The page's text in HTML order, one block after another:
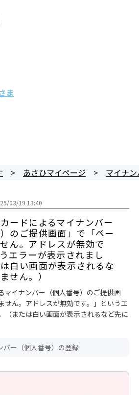
ま
> あさひマイページ > マイナ
03/19 13:40
カードによるマイナンバー
）のご提供画面」で「ペー
ん。アドレスが無効で
エラーが表示されまし
白い画面が表示されるな
せん。）
マイナンバー（個人番号）のご提供画
せん。アドレスが無効です。」というエ
（または白い画面が表示されるなど先に
バー（個人番号）の登録